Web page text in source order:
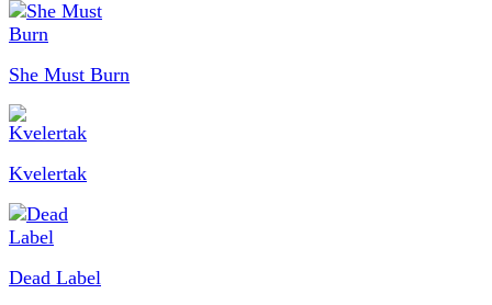
She Must Burn
Kvelertak
Dead Label